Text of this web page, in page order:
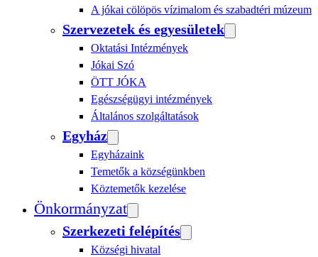
A jókai cölöpös vízimalom és szabadtéri múzeum
Szervezetek és egyesületek
Oktatási Intézmények
Jókai Szó
ÖTT JÓKA
Egészségügyi intézmények
Általános szolgáltatások
Egyház
Egyházaink
Temetők a községünkben
Köztemetők kezelése
Önkormányzat
Szerkezeti felépítés
Községi hivatal